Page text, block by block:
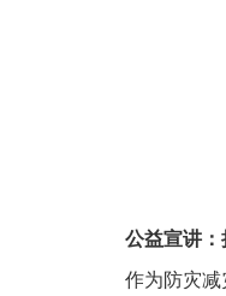
公益宣讲
作为防灾减